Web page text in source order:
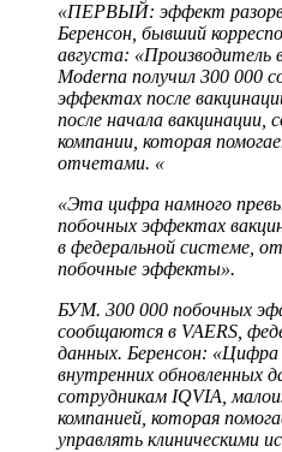
«ПЕРВЫЙ: эффект
Беренсон, бывший
августа: «Производитель
Moderna получил 300 000
эффектах после
после начала вакцинации,
компании, которая
отчетами. «
«Эта цифра намного
побочных эффектах
в федеральной системе,
побочные эффекты».
БУМ. 300 000 побочных
сообщаются в VAERS,
данных. Беренсон: «Цифра
внутренних обновленных
сотрудникам IQVIA,
компанией, которая
управлять клиническими